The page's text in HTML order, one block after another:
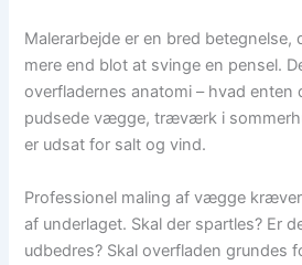
Malerarbejde er en bred
mere end blot at svinge en pensel.
overfladernes anatomi – hvad enten
pudsede vægge, træværk i
er udsat for salt og vind.
Professionel maling af vægge
af underlaget. Skal der spartles? Er
udbedres? Skal overfladen grundes